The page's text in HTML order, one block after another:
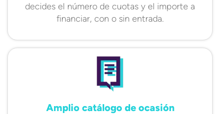
decides el número de cuotas y el importe a
financiar, con o sin entrada.
Amplio catálogo de ocasión